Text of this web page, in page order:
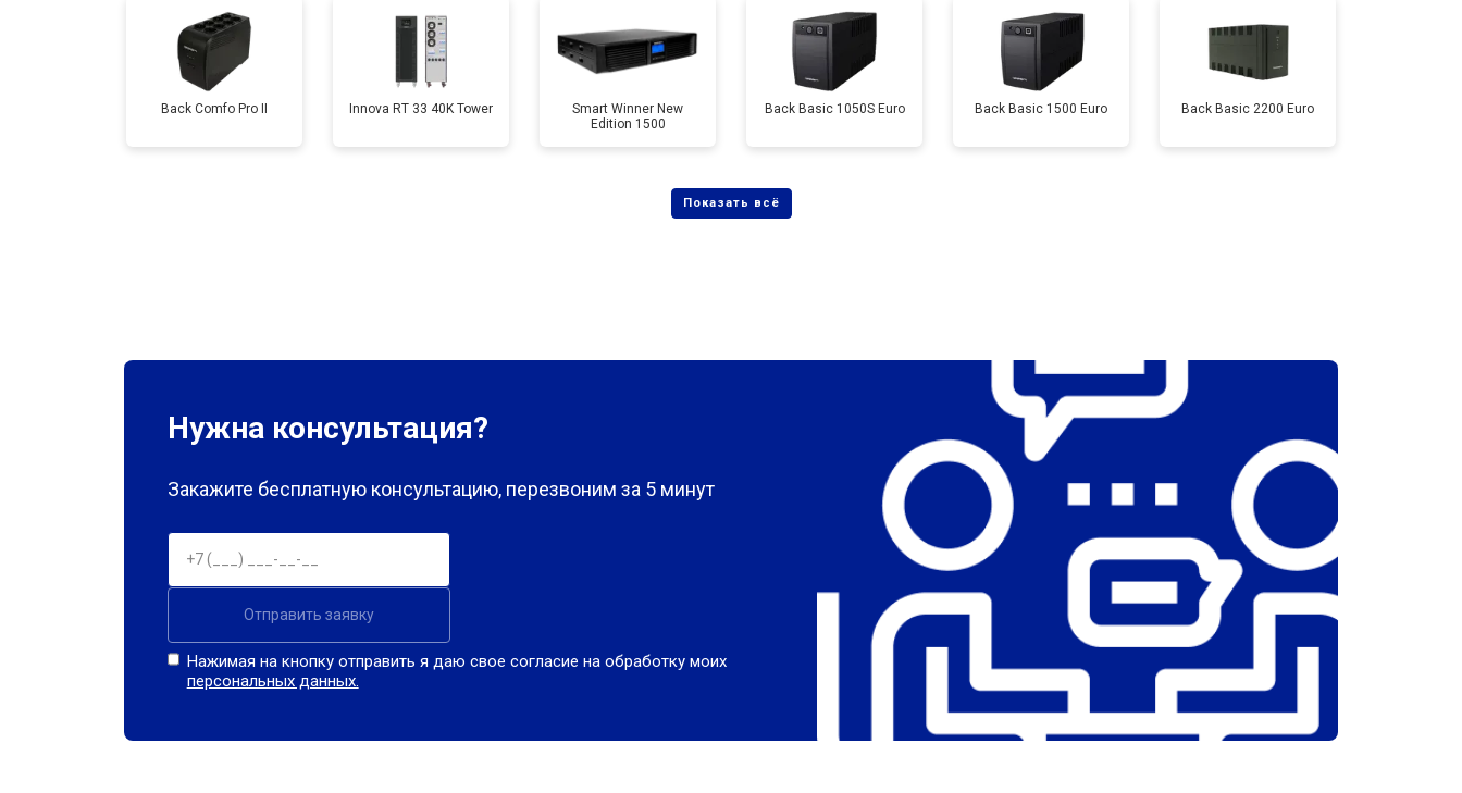
Back Comfo Pro II Innova RT 33 40K Tower
Smart Winner New
Edition 1500
Back Basic 1050S Euro Back Basic 1500 Euro Back Basic 2200 Euro
Нужна консультация?
Закажите бесплатную консультацию, перезвоним за 5 минут
Отправить заявку
Нажимая на кнопку отправить я даю свое согласие на обработку моих
персональных данных.